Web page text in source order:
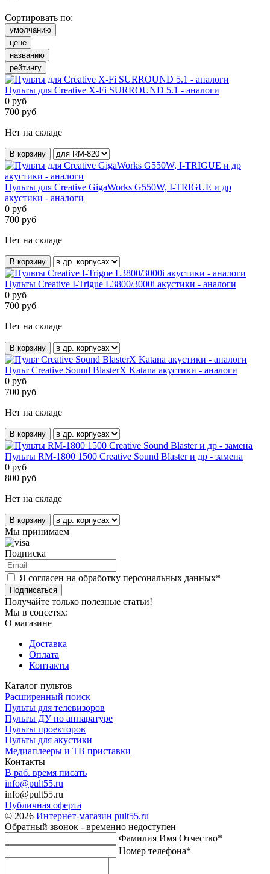
Сортировать по:
умолчанию
цене
названию
рейтингу
Пульты для Creative X-Fi SURROUND 5.1 - аналоги
0 руб
700 руб
Нет на складе
В корзину
Пульты для Creative GigaWorks G550W, I-TRIGUE и др
акустики - аналоги
0 руб
700 руб
Нет на складе
В корзину
Пульты Creative I-Trigue L3800/3000i акустики - аналоги
0 руб
700 руб
Нет на складе
В корзину
Пульт Creative Sound BlasterX Katana акустики - аналоги
0 руб
700 руб
Нет на складе
В корзину
Пульты RM-1800 1500 Creative Sound Blaster и др - замена
0 руб
800 руб
Нет на складе
В корзину
Мы принимаем
Подписка
Я согласен на обработку персональных данных*
Подписаться
Получайте только полезные статьи!
Мы в соцсетях:
О магазине
Доставка
Оплата
Контакты
Каталог пультов
Расширенный поиск
Пульты для телевизоров
Пульты ДУ по аппаратуре
Пульты проекторов
Пульты для акустики
Медиаплееры и ТВ приставки
Контакты
В раб. время писать
info@pult55.ru
info@pult55.ru
Публичная оферта
© 2026 Интернет-магазин pult55.ru
Обратный звонок - временно недоступен
Фамилия Имя Отчество*
Номер телефона*